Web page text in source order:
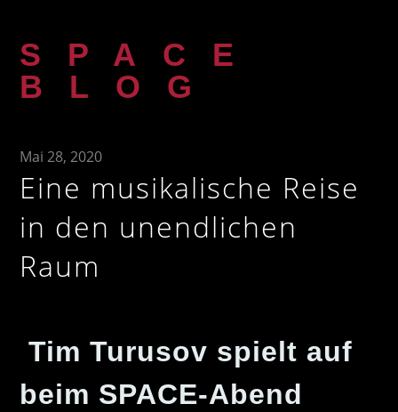
springen
SPACE
BLOG
Mai 28, 2020
Eine musikalische Reise
in den unendlichen
Raum
Tim Turusov spielt auf
beim SPACE-Abend